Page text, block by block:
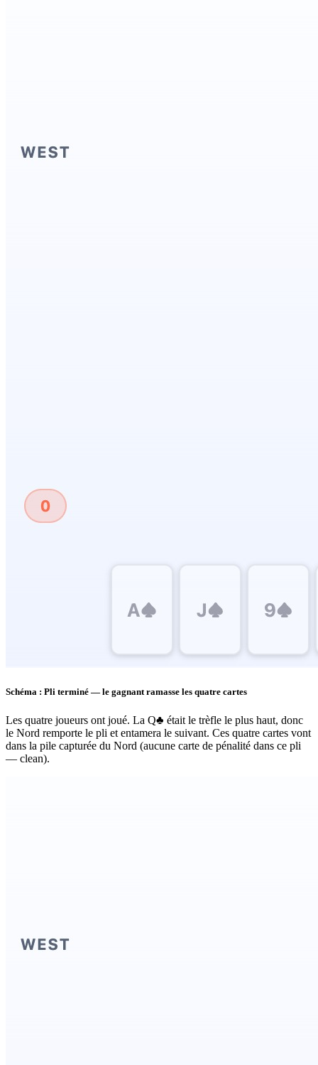
Schéma : Pli terminé — le gagnant ramasse les quatre cartes
Les quatre joueurs ont joué. La Q♣ était le trèfle le plus haut, donc
le Nord remporte le pli et entamera le suivant. Ces quatre cartes vont
dans la pile capturée du Nord (aucune carte de pénalité dans ce pli
— clean).